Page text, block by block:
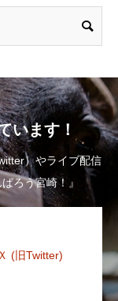
います！
）やライブ配信
ろう宮崎！』
(旧Twitter)